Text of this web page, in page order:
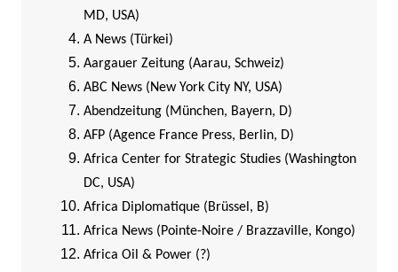
MD, USA)
A News (Türkei)
Aargauer Zeitung (Aarau, Schweiz)
ABC News (New York City NY, USA)
Abendzeitung (München, Bayern, D)
AFP (Agence France Press, Berlin, D)
Africa Center for Strategic Studies (Washington
DC, USA)
Africa Diplomatique (Brüssel, B)
Africa News (Pointe-Noire / Brazzaville, Kongo)
Africa Oil & Power (?)